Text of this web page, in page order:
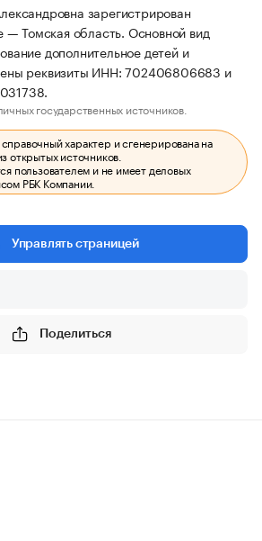
зарегистрирован
— Томская область. Основной вид
дополнительное детей и
реквизиты ИНН: 702406806683 и
государственных источников.
характер и сгенерирована на
открытых источников.
пользователем и не имеет деловых
РБК Компании.
Управлять страницей
Поделиться